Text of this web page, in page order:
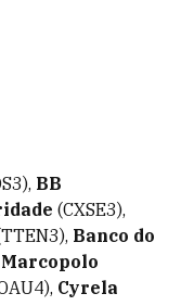
BB
(CXSE3),
Banco do
Marcopolo
Cyrela